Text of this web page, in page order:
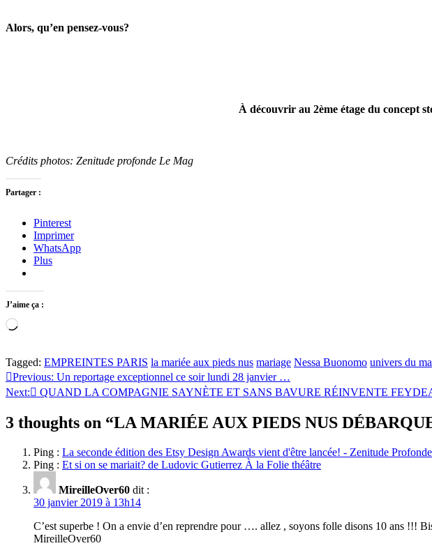
Alors, qu’en pensez-vous?
À découvrir au 2ème étage du concept
Crédits photos: Zenitude profonde Le Mag
Partager :
Pinterest
Imprimer
WhatsApp
Plus
J’aime ça :
Chargement…
Tagged: EMPREINTES PARIS la mariée aux pieds nus mariage Nessa Buonomo univers du
Navigation
de
l’article
Previous: Un reportage exceptionnel ce soir lundi 28 janvier …
Next:
QUAND LA COMPAGNIE SAYNÈTE ET SANS BAVURE RÉINVENTE
3 thoughts on “LA MARIÉE AUX PIEDS NUS
Ping : La seconde édition des Etsy Design Awards vient d'être lancée! - Zenitude
Ping : Et si on se mariait? de Ludovic Gutierrez À la Folie théâtre
MireilleOver60 dit :
30 janvier 2019 à 13h14
C’est superbe ! On a envie d’en reprendre pour …. allez , soyons folle disons 10 ans !!!
MireilleOver60